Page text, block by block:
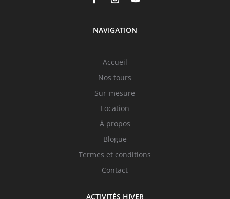
NAVIGATION
Accueil
Nos tours
Sur-mesure
Location
À propos
Blogue
Termes et conditions
Contact
ACTIVITÉS HIVER